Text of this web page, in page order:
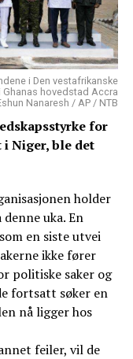
i Den vestafrikanske
hovedstad Accra
Nanaresh / AP / NTB
for
Niger, ble det
holder
uka. En
en siste utvei
ikke fører
politiske saker og
fortsatt søker en
nå ligger hos
feiler, vil de